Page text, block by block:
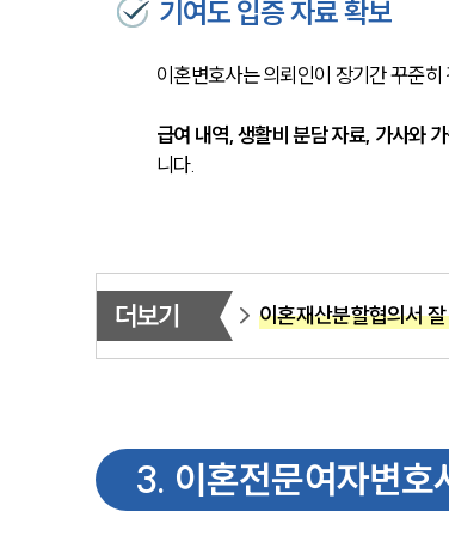
기여도 입증 자료 확보
이혼변호사는 의뢰인이 장기간 꾸준
급여 내역, 생활비 분담 자료, 가사와
니다.
더보기 이혼재산분할협의서
3. 이혼전문여자변